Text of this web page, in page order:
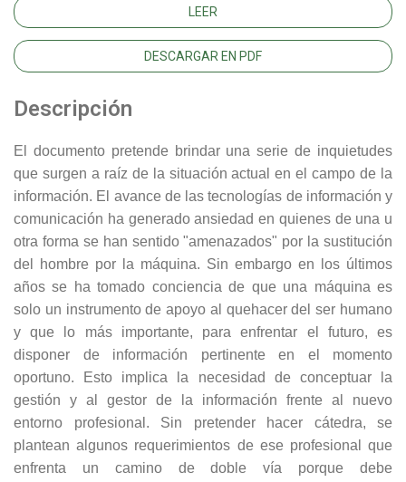
LEER
DESCARGAR EN PDF
Descripción
El documento pretende brindar una serie de inquietudes
que surgen a raíz de la situación actual en el campo de la
información. El avance de las tecnologías de información y
comunicación ha generado ansiedad en quienes de una u
otra forma se han sentido "amenazados" por la sustitución
del hombre por la máquina. Sin embargo en los últimos
años se ha tomado conciencia de que una máquina es
solo un instrumento de apoyo al quehacer del ser humano
y que lo más importante, para enfrentar el futuro, es
disponer de información pertinente en el momento
oportuno. Esto implica la necesidad de conceptuar la
gestión y al gestor de la información frente al nuevo
entorno profesional. Sin pretender hacer cátedra, se
plantean algunos requerimientos de ese profesional que
enfrenta un camino de doble vía porque debe